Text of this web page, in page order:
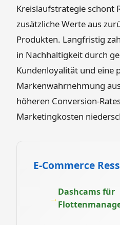
Kreislaufstrategie schont
zusätzliche Werte aus
Produkten. Langfristig
in Nachhaltigkeit durch
Kundenloyalität und eine
Markenwahrnehmung
höheren Conversion-
Marketingkosten
E-Commerce
Dashcams für